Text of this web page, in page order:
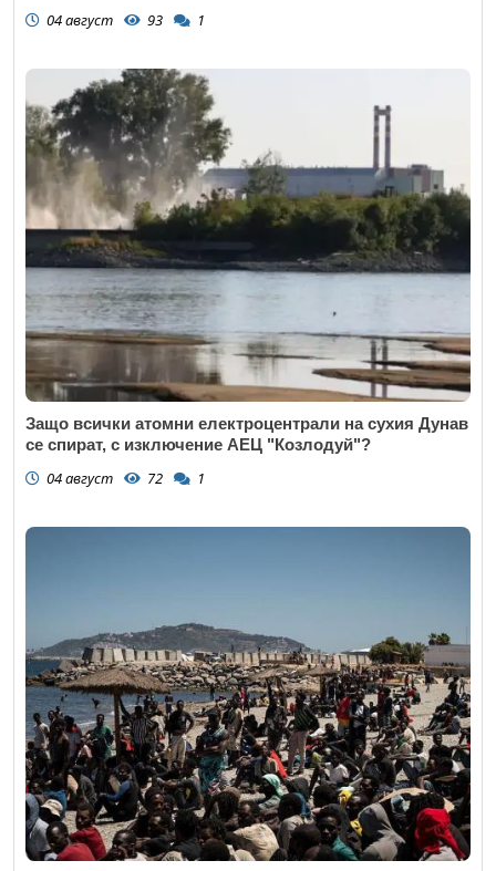
04 август 93 1
Защо всички атомни електроцентрали на сухия Дунав
се спират, с изключение АЕЦ "Козлодуй"?
04 август 72 1